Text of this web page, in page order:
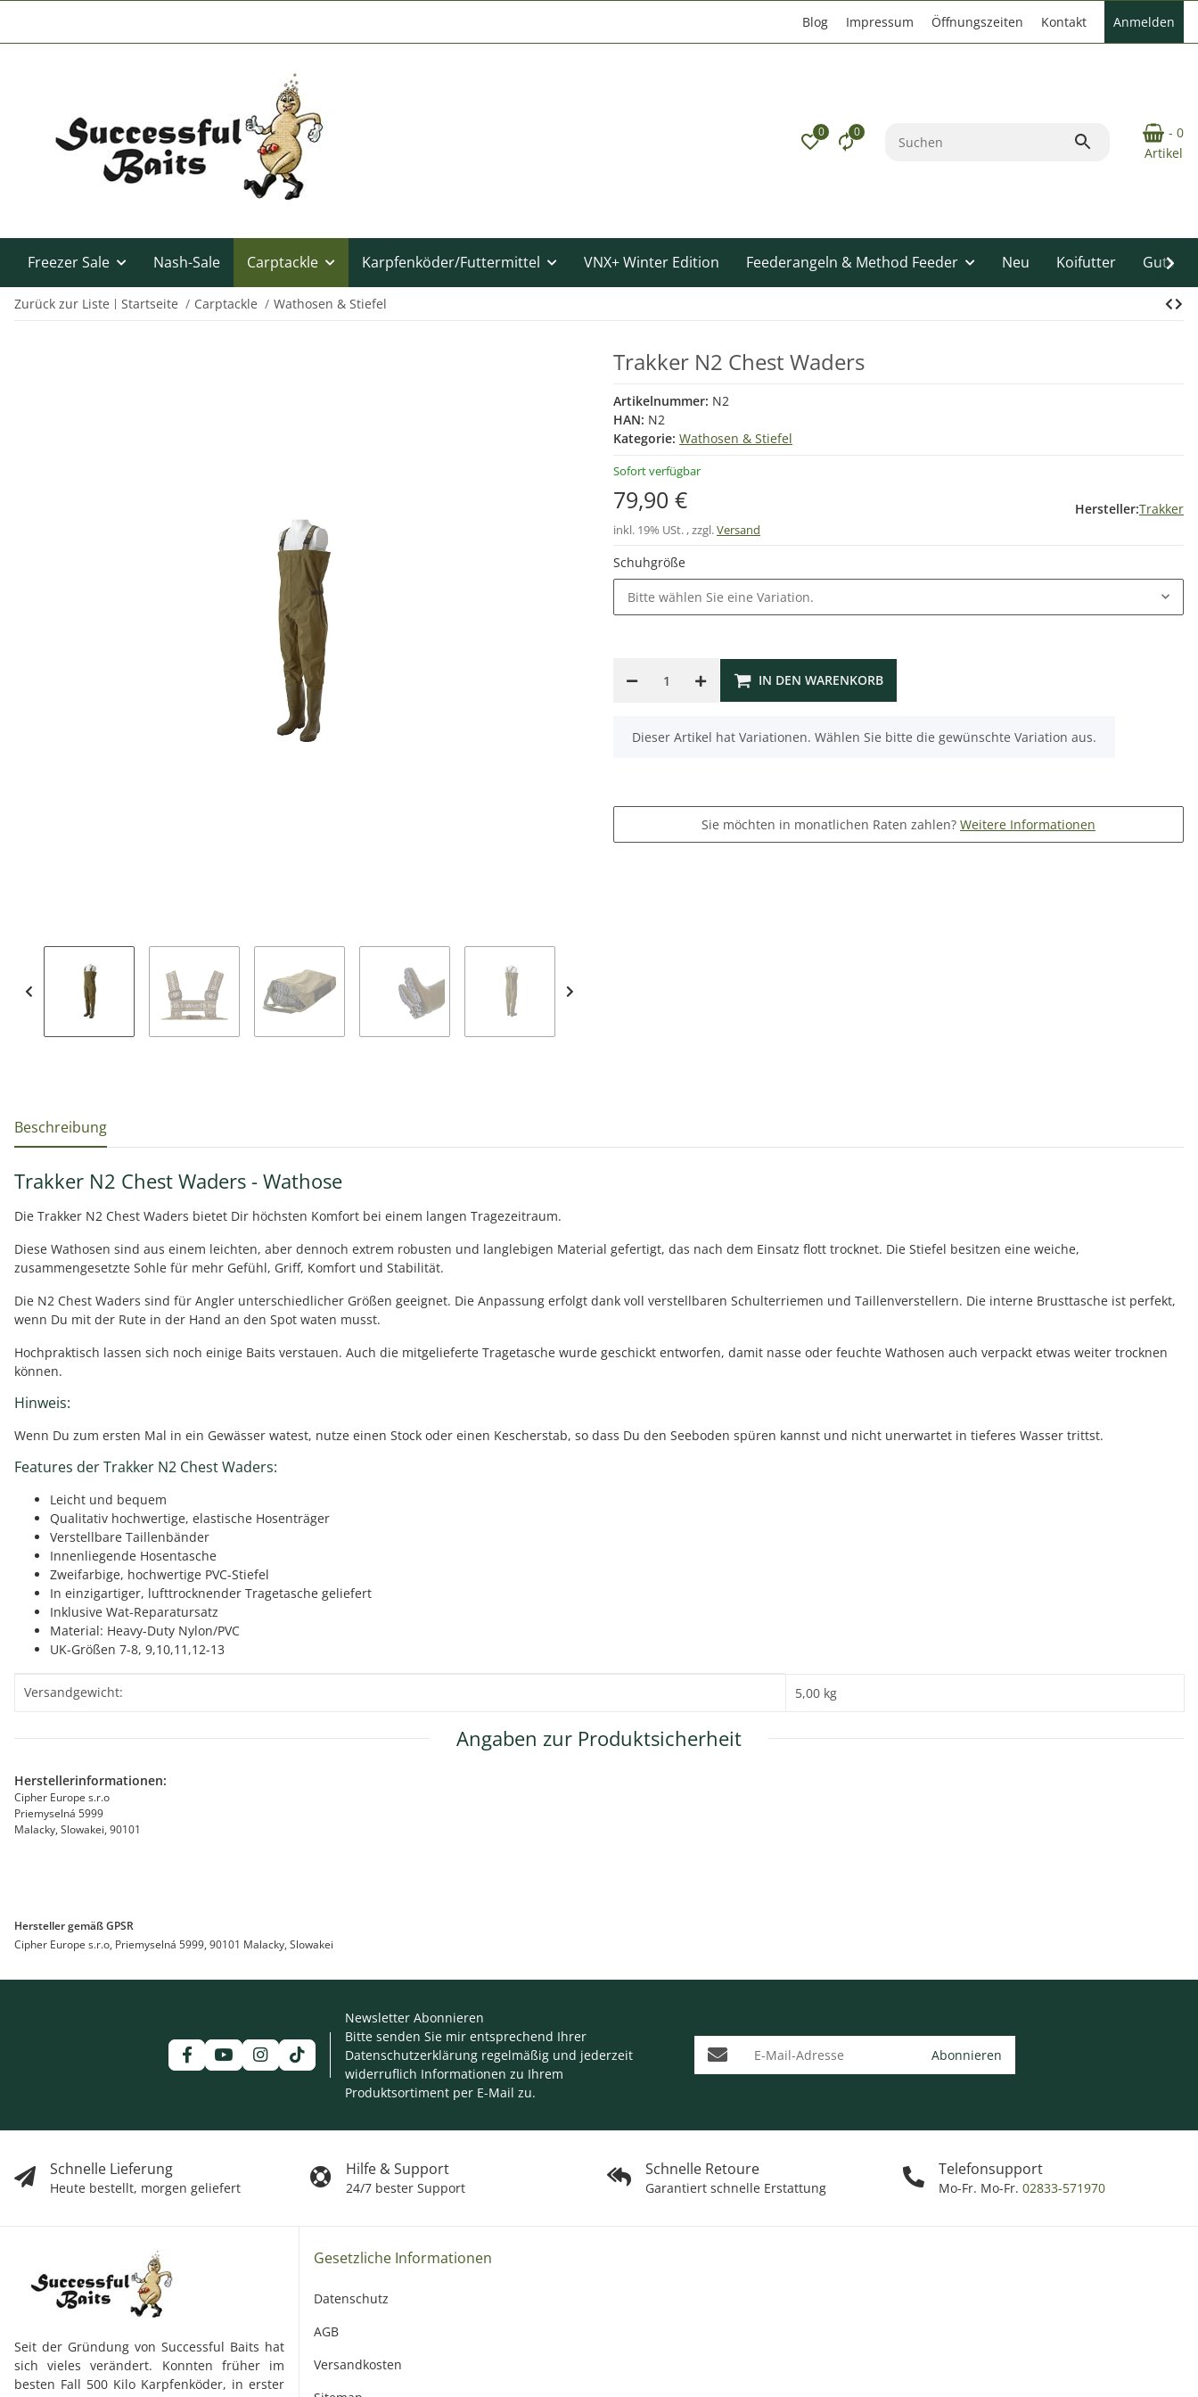
Blog Impressum Öffnungszeiten Kontakt Anmelden
0 0
- 0
Artikel
Freezer Sale Nash-Sale Carptackle Karpfenköder/Futtermittel VNX+ Winter Edition Feederangeln & Method Feeder Neu Koifutter
Zurück zur Liste Startseite Carptackle Wathosen & Stiefel
Trakker N2 Chest Waders
Artikelnummer: N2
HAN: N2
Kategorie: Wathosen & Stiefel
Sofort verfügbar
79,90 €
inkl. 19% USt. , zzgl.Versand
Hersteller:Trakker
Schuhgröße
Bitte wählen Sie eine Variation.
IN DEN WARENKORB
x
Dieser Artikel hat Variationen. Wählen Sie bitte die gewünschte Variation aus.
Sie möchten in monatlichen Raten zahlen? Weitere Informationen
weitere Registerkarten anzeigen
Beschreibung
Trakker N2 Chest Waders - Wathose
Die Trakker N2 Chest Waders bietet Dir höchsten Komfort bei einem langen Tragezeitraum.
Diese Wathosen sind aus einem leichten, aber dennoch extrem robusten und langlebigen Material gefertigt, das nach dem Einsatz flott trocknet. Die Stiefel besitzen eine weiche,
zusammengesetzte Sohle für mehr Gefühl, Griff, Komfort und Stabilität.
Die N2 Chest Waders sind für Angler unterschiedlicher Größen geeignet. Die Anpassung erfolgt dank voll verstellbaren Schulterriemen und Taillenverstellern. Die interne Brusttasche ist perfekt,
wenn Du mit der Rute in der Hand an den Spot waten musst.
Hochpraktisch lassen sich noch einige Baits verstauen. Auch die mitgelieferte Tragetasche wurde geschickt entworfen, damit nasse oder feuchte Wathosen auch verpackt etwas weiter trocknen
können.
Hinweis:
Wenn Du zum ersten Mal in ein Gewässer watest, nutze einen Stock oder einen Kescherstab, so dass Du den Seeboden spüren kannst und nicht unerwartet in tieferes Wasser trittst.
Features der Trakker N2 Chest Waders:
Leicht und bequem
Qualitativ hochwertige, elastische Hosenträger
Verstellbare Taillenbänder
Innenliegende Hosentasche
Zweifarbige, hochwertige PVC-Stiefel
In einzigartiger, lufttrocknender Tragetasche geliefert
Inklusive Wat-Reparatursatz
Material: Heavy-Duty Nylon/PVC
UK-Größen 7-8, 9,10,11,12-13
Produkteigenschaft
Wert
Versandgewicht: 5,00 kg
Angaben zur Produktsicherheit
Herstellerinformationen:
Cipher Europe s.r.o
Priemyselná 5999
Malacky, Slowakei, 90101
Hersteller gemäß GPSR
Cipher Europe s.r.o, Priemyselná 5999, 90101 Malacky, Slowakei
Schnelle Lieferung
Heute bestellt, morgen geliefert
Hilfe & Support
24/7 bester Support
Schnelle Retoure
Garantiert schnelle Erstattung
Telefonsupport
Mo-Fr. Mo-Fr. 02833-571970
Newsletter Abonnieren
Bitte senden Sie mir entsprechend Ihrer
Datenschutzerklärung regelmäßig und jederzeit
widerruflich Informationen zu Ihrem
Produktsortiment per E-Mail zu.
E-Mail-Adresse Abonnieren
Seit der Gründung von Successful Baits hat
sich vieles verändert. Konnten früher im
besten Fall 500 Kilo Karpfenköder, in erster
Gesetzliche Informationen
Datenschutz
AGB
Versandkosten